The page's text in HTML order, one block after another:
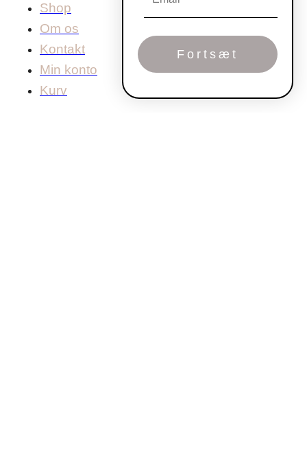
Shop
Om os
Kontakt
Min konto
Kurv
Fortsæt